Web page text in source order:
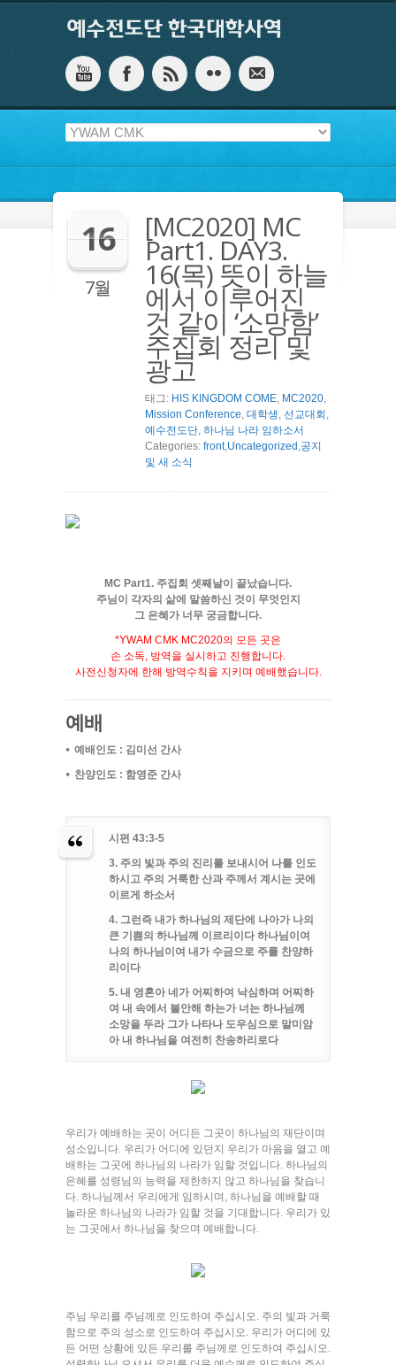
16
7월
[MC2020] MC
Part1. DAY3.
16(목) 뜻이 하늘
에서 이루어진
것 같이 ‘소망함’
주집회 정리 및
광고
태그: HIS KINGDOM COME, MC2020,
Mission Conference, 대학생, 선교대회 ,
예수전도단, 하나님 나라 임하소서
Categories: front,Uncategorized ,공지
및 새 소식
MC Part1. 주집회 셋째날이 끝났습니다.
주님이 각자의 삶에 말씀하신 것이 무엇인지
그 은혜가 너무 궁금합니다.
*YWAM CMK MC2020의 모든 곳은
손 소독, 방역을 실시하고 진행합니다.
사전신청자에 한해 방역수칙을 지키며 예배했습니다.
예배
⦁ 예배인도 : 김미선 간사
⦁ 찬양인도 : 함영준 간사
시편 43:3-5
3. 주의 빛과 주의 진리를 보내시어 나를 인도
하시고 주의 거룩한 산과 주께서 계시는 곳에
이르게 하소서
4. 그런즉 내가 하나님의 제단에 나아가 나의
큰 기쁨의 하나님께 이르리이다 하나님이여
나의 하나님이여 내가 수금으로 주를 찬양하
리이다
5. 내 영혼아 네가 어찌하여 낙심하며 어찌하
여 내 속에서 불안해 하는가 너는 하나님께
소망을 두라 그가 나타나 도우심으로 말미암
아 내 하나님을 여전히 찬송하리로다
우리가 예배하는 곳이 어디든 그곳이 하나님의 재단이며
성소입니다. 우리가 어디에 있던지 우리가 마음을 열고 예
배하는 그곳에 하나님의 나라가 임할 것입니다. 하나님의
은혜를 성령님의 능력을 제한하지 않고 하나님을 찾습니
다. 하나님께서 우리에게 임하시며, 하나님을 예배할 때
놀라운 하나님의 나라가 임할 것을 기대합니다. 우리가 있
는 그곳에서 하나님을 찾으며 예배합니다.
주님 우리를 주님께로 인도하여 주십시오. 주의 빛과 거룩
함으로 주의 성소로 인도하여 주십시오. 우리가 어디에 있
든 어떤 상황에 있든 우리를 주님께로 인도하여 주십시오.